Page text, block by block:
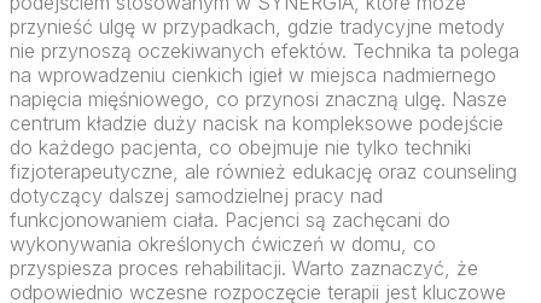
przynieść ulgę w przypadkach, gdzie tradycyjne metody
nie przynoszą oczekiwanych efektów. Technika ta polega
na wprowadzeniu cienkich igieł w miejsca nadmiernego
napięcia mięśniowego, co przynosi znaczną ulgę. Nasze
centrum kładzie duży nacisk na kompleksowe podejście
do każdego pacjenta, co obejmuje nie tylko techniki
fizjoterapeutyczne, ale również edukację oraz counseling
dotyczący dalszej samodzielnej pracy nad
funkcjonowaniem ciała. Pacjenci są zachęcani do
wykonywania określonych ćwiczeń w domu, co
przyspiesza proces rehabilitacji. Warto zaznaczyć, że
odpowiednio wczesne rozpoczęcie terapii jest kluczowe